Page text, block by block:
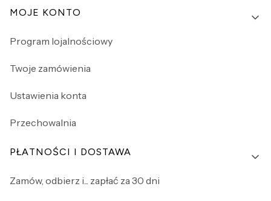
Linki w stopce
MOJE KONTO
Program lojalnościowy
Twoje zamówienia
Ustawienia konta
Przechowalnia
PŁATNOŚCI I DOSTAWA
Zamów, odbierz i... zapłać za 30 dni